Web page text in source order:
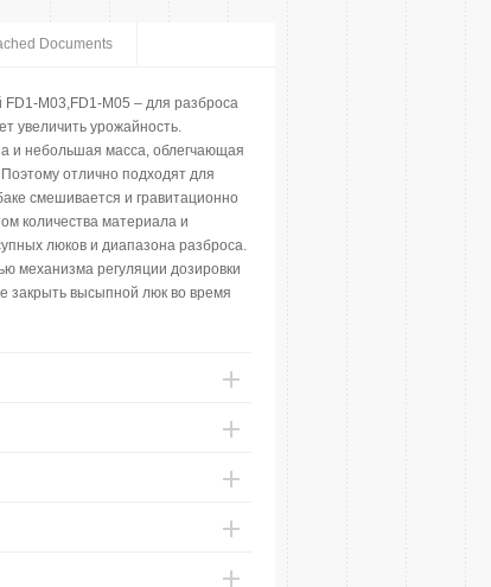
Documents
M03,FD1-M05 – для разброса
увеличить урожайность.
и небольшая масса, облегчающая
отлично подходят для
смешивается и гравитационно
количества материала и
люков и диапазона разброса.
механизма регуляции дозировки
закрыть высыпной люк во время